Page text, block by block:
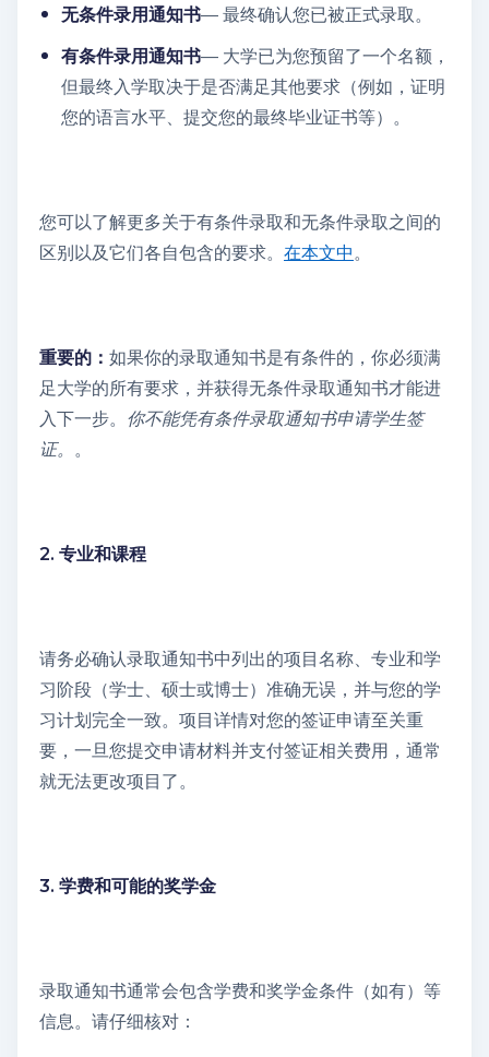
无条件录用通知书— 最终确认您已被正式录取。
有条件录用通知书— 大学已为您预留了一个名额，
但最终入学取决于是否满足其他要求（例如，证明
您的语言水平、提交您的最终毕业证书等）。
您可以了解更多关于有条件录取和无条件录取之间的
区别以及它们各自包含的要求。 在本文中 。
重要的： 如果你的录取通知书是有条件的，你必须满
足大学的所有要求，并获得无条件录取通知书才能进
入下一步。 你不能凭有条件录取通知书申请学生签
证。
。
2. 专业和课程
请务必确认录取通知书中列出的项目名称、专业和学
习阶段（学士、硕士或博士）准确无误，并与您的学
习计划完全一致。项目详情对您的签证申请至关重
要，一旦您提交申请材料并支付签证相关费用，通常
就无法更改项目了。
3. 学费和可能的奖学金
录取通知书通常会包含学费和奖学金条件（如有）等
信息。请仔细核对：